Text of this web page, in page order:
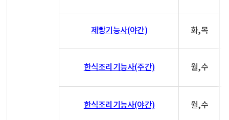
제빵기능사(야간) 화,목
한식조리기능사(주간) 월,수
한식조리기능사(야간) 월,수